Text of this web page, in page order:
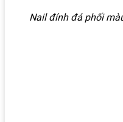
Nail đính đá phối